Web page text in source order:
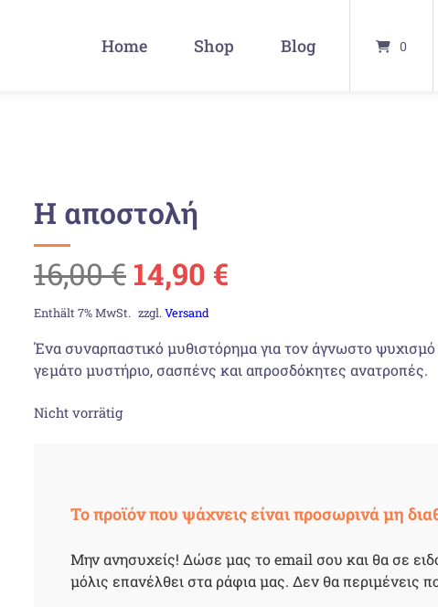
Home Shop Blog 0
Η αποστολή
16,00€ Ursprünglicher
Preis
war:
14,90 €
ist:
Enthält 7% MwSt. zzgl. Versand
Ένα συναρπαστικό μυθιστόρημα για τον άγνωστο
γεμάτο μυστήριο, σασπένς και απροσδόκητες ανατροπές.
Nicht vorrätig
Το προϊόν που ψάχνεις είναι προσωρινά μη
Μην ανησυχείς! Δώσε μας το email σου και θα σε
μόλις επανέλθει στα ράφια μας. Δεν θα περιμένεις